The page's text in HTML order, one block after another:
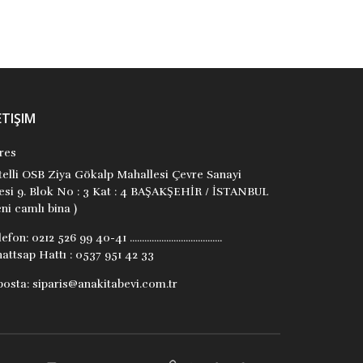
OSB Ziya Gökalp Mahallesi Çevre Sanayi
9. Blok No : 3 Kat : 4 BAŞAKŞEHİR / İSTANBUL
camlı bina )
0212 526 99 40-41 ......................................
Hattı : 0537 951 42 33
siparis@anakitabevi.com.tr